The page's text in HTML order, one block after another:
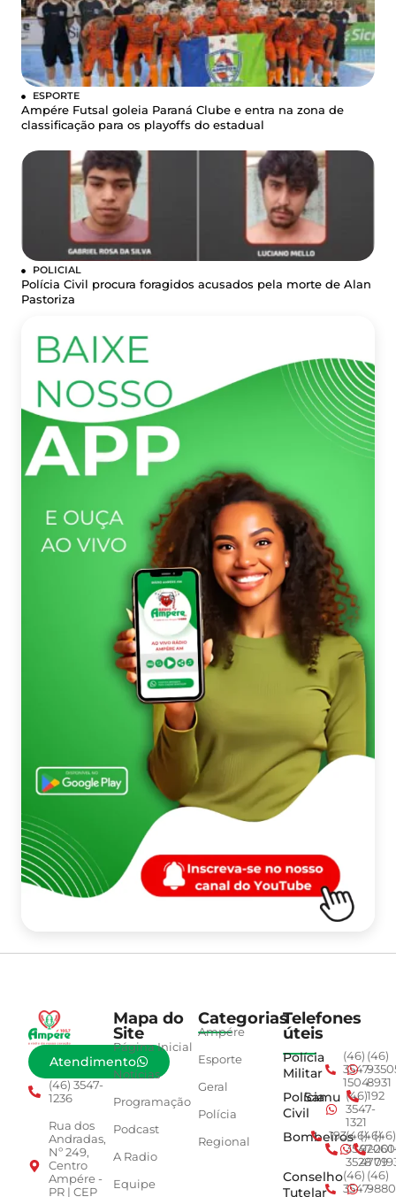
ESPORTE
Ampére Futsal goleia Paraná Clube e entra na zona de
classificação para os playoffs do estadual
POLICIAL
Polícia Civil procura foragidos acusados pela morte de Alan
Pastoriza
Atendimento
(46) 3547-
1236
Rua dos
Andradas,
Nº 249,
Centro
Ampére -
PR | CEP
Mapa do
Site
Página Inicial
Notícias
Programação
Podcast
A Radio
Equipe
Categorias
Ampére
Esporte
Geral
Polícia
Regional
Telefones
úteis
Polícia
Militar
(46)
3547-
1504
(46)
8931
Polícia
Civil
Samu (46)
3547-
1321
192
Bombeiros
193(46)
3547-
3528
(46)
4779
(46)
Conselho
Tutelar
(46)
3547-
(46)